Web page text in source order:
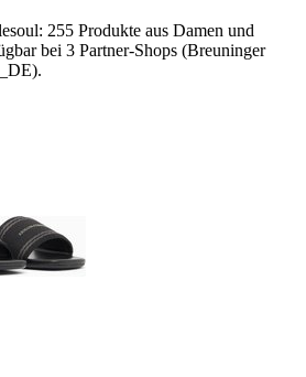
255 Produkte aus Damen und
bei 3 Partner-Shops (Breuninger